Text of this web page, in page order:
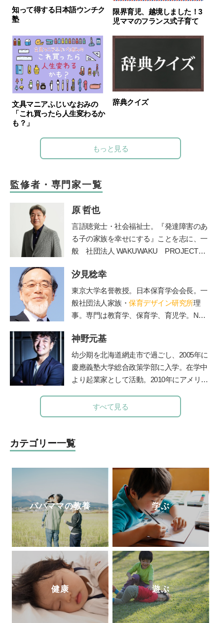
知って得する日本語ウンチク
塾
限界育児、越境しました！3
児ママのフランス式子育て
文具マニアふじいなおみの
「これ買ったら人生変わるか
も？」
辞典クイズ
もっと見る
監修者・専門家一覧
原 哲也
言語聴覚士・社会福祉士。
『発達障害のあ
る子の家族を幸せにする』ことを志に、一
般
社団法人 WAKUWAKU PROJECT
ある子のプライベートレッスンやワークシ
ョップ、保育士や教諭を対象にした講座を
運営してい る。著書に『発達障害のある子
と家族が幸せになる方法』（学苑社）、
（講談社）がある。
汐見稔幸
東京大学名誉教授。日本保育学会会長。一
般社団法人家族・ 保育デザイン研究所理
事。専門は教育学、保育学、育児学。NHK
なじみ。保育者と保護者の交流誌『
カーレ』編集長。著書に『新装版 0～3歳
能力を育てる 好奇心を引き出す』（主婦
の友社）、『3～6歳 能力を伸ばす 個性
神野元基
幼少期を北海道網走市で過ごし、2005年に
慶應義塾大学総合政策学部に入学。在学中
より起業家として活動。2010年にアメリカ
道に進む。子どもたちに「未来を生き抜く
力」を身につけて欲しいと、2012年東京の
より人工知能型教材「
はじめ、全国の学校や学習塾で利用されて
いる。人工知能型教材の開発の他、「未来
教育」も提供している。
すべて見る
カテゴリー一覧
パパママの教養 学ぶ
健康 遊ぶ